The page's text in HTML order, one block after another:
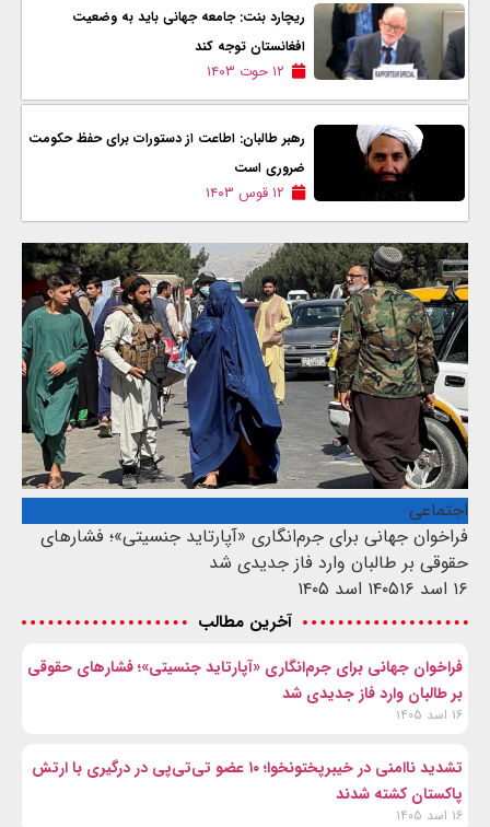
ریچارد بنت: جامعه جهانی باید به وضعیت
افغانستان توجه کند
۱۲ حوت ۱۴۰۳
رهبر طالبان: اطاعت از دستورات برای حفظ حکومت
ضروری است
۱۲ قوس ۱۴۰۳
اجتماعی
فراخوان جهانی برای جرم‌انگاری «آپارتاید جنسیتی»؛ فشارهای
حقوقی بر طالبان وارد فاز جدیدی شد
۱۶ اسد ۱۴۰۵
۱۶ اسد ۱۴۰۵
آخرین مطالب
فراخوان جهانی برای جرم‌انگاری «آپارتاید جنسیتی»؛ فشارهای حقوقی
بر طالبان وارد فاز جدیدی شد
۱۶ اسد ۱۴۰۵
تشدید ناامنی در خیبرپختونخوا؛ ۱۰ عضو تی‌تی‌پی در درگیری با ارتش
پاکستان کشته شدند
۱۶ اسد ۱۴۰۵